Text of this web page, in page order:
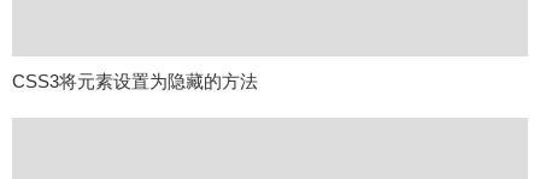
CSS3将元素设置为隐藏的方法